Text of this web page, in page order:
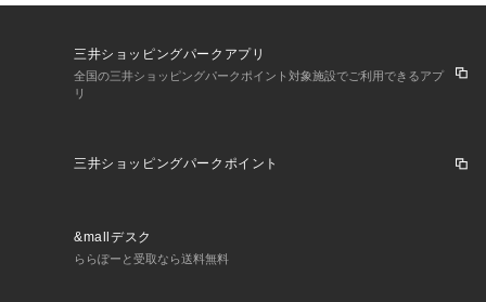
三井ショッピングパークアプリ
全国の三井ショッピングパークポイント対象施設でご利用できるアプ
リ
三井ショッピングパークポイント
&mallデスク
ららぽーと受取なら送料無料